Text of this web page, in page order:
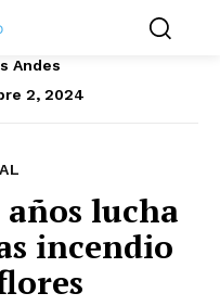
Andes
2, 2024
lucha
incendio